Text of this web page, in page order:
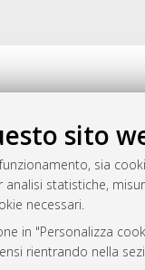
sito
sia
statistiche,
necessari.
in "Personalizza
rientrando nella
sito
2007-2026.